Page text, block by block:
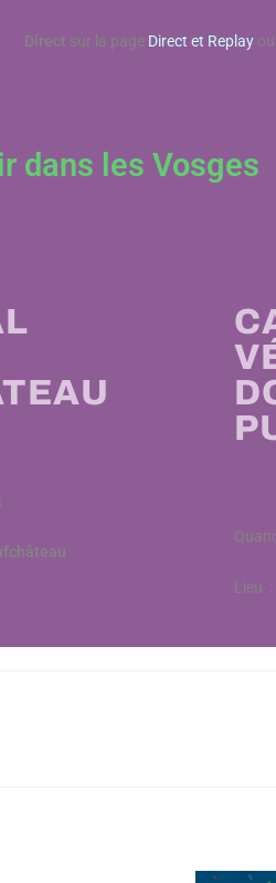
Direct sur la page Direct et Replay
dans les Vosges
Lieu :